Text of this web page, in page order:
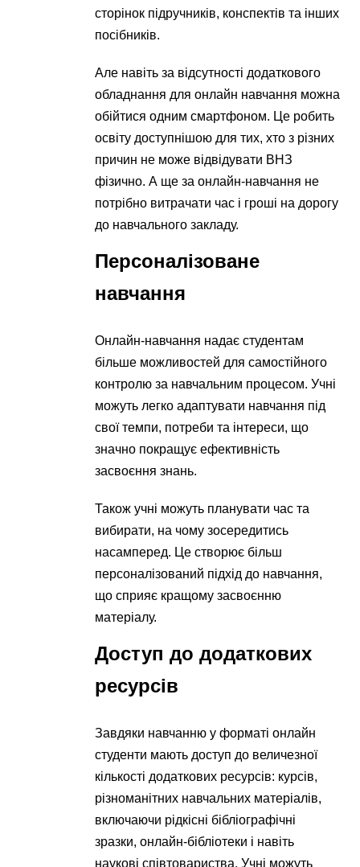
сторінок підручників, конспектів та інших
посібників.
Але навіть за відсутності додаткового
обладнання для онлайн навчання можна
обійтися одним смартфоном. Це робить
освіту доступнішою для тих, хто з різних
причин не може відвідувати ВНЗ
фізично. А ще за онлайн-навчання не
потрібно витрачати час і гроші на дорогу
до навчального закладу.
Персоналізоване
навчання
Онлайн-навчання надає студентам
більше можливостей для самостійного
контролю за навчальним процесом. Учні
можуть легко адаптувати навчання під
свої темпи, потреби та інтереси, що
значно покращує ефективність
засвоєння знань.
Також учні можуть планувати час та
вибирати, на чому зосередитись
насамперед. Це створює більш
персоналізований підхід до навчання,
що сприяє кращому засвоєнню
матеріалу.
Доступ до додаткових
ресурсів
Завдяки навчанню у форматі онлайн
студенти мають доступ до величезної
кількості додаткових ресурсів: курсів,
різноманітних навчальних матеріалів,
включаючи рідкісні бібліографічні
зразки, онлайн-бібліотеки і навіть
наукові співтовариства. Учні можуть